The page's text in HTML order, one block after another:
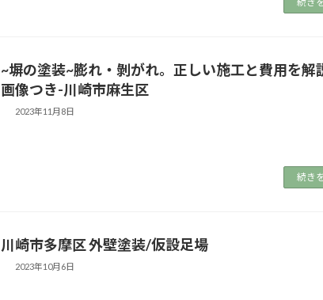
~塀の塗装~膨れ・剝がれ。正しい施工と費用を解
画像つき-川崎市麻生区
2023年11月8日
続き
川崎市多摩区 外壁塗装/仮設足場
2023年10月6日